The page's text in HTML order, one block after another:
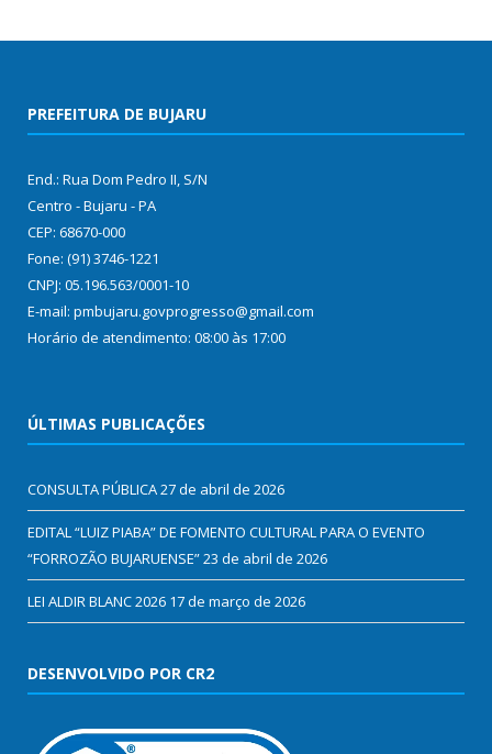
PREFEITURA DE BUJARU
End.: Rua Dom Pedro II, S/N
Centro - Bujaru - PA
CEP: 68670-000
Fone: (91) 3746-1221
CNPJ: 05.196.563/0001-10
E-mail: pmbujaru.govprogresso@gmail.com
Horário de atendimento: 08:00 às 17:00
ÚLTIMAS PUBLICAÇÕES
CONSULTA PÚBLICA27 de abril de 2026
EDITAL “LUIZ PIABA” DE FOMENTO CULTURAL PARA O EVENTO
“FORROZÃO BUJARUENSE”23 de abril de 2026
LEI ALDIR BLANC 2026 17 de março de 2026
DESENVOLVIDO POR CR2